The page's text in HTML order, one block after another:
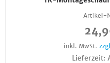
Artikel-
inkl. MwSt.
Lieferzeit: